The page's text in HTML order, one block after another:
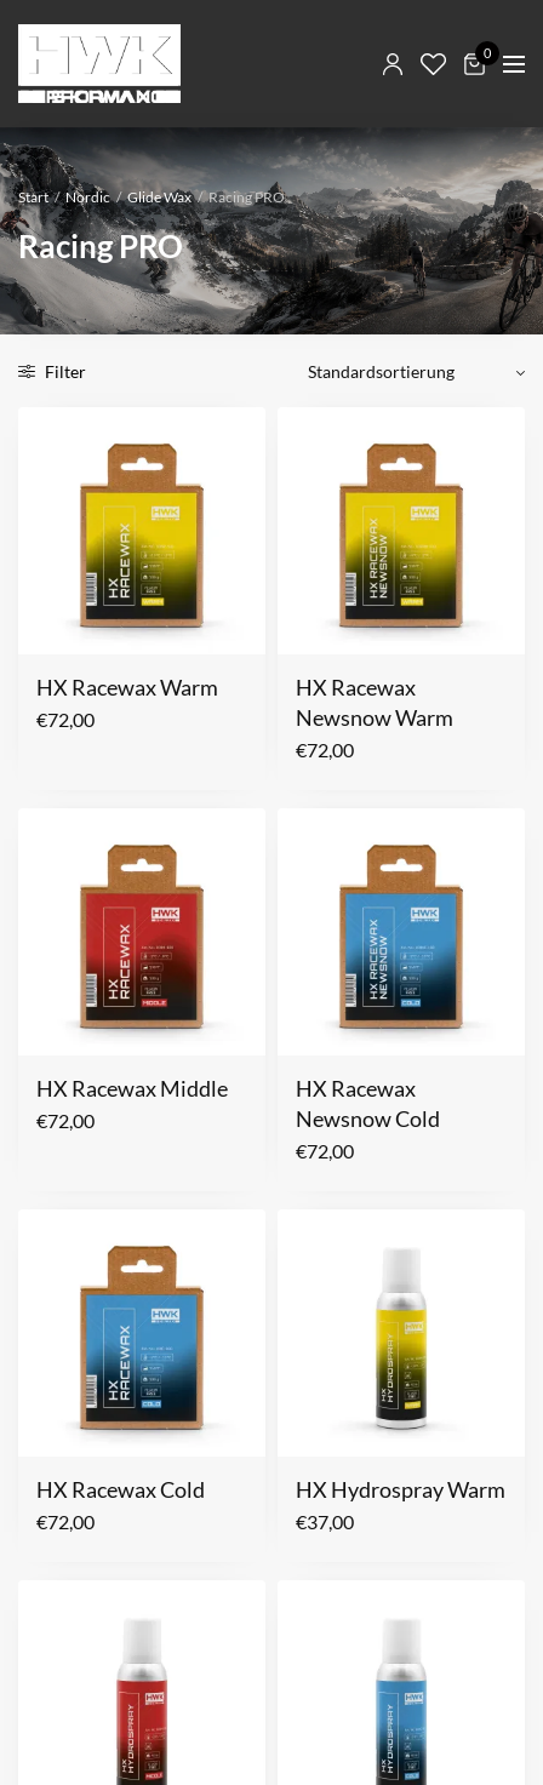
0
Start / Nordic / Glide Wax / Racing PRO
Racing PRO
Filter
HX Racewax Warm
€72,00
HX Racewax
Newsnow Warm
€72,00
HX Racewax Middle
€72,00
HX Racewax
Newsnow Cold
€72,00
HX Racewax Cold
€72,00
HX Hydrospray Warm
€37,00